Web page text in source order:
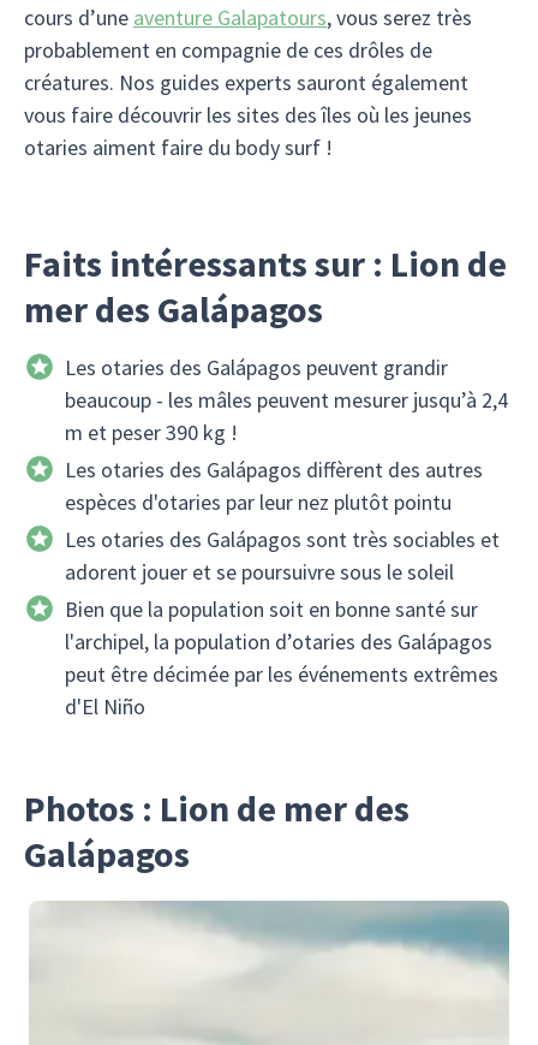
cours d’une aventure Galapatours, vous serez très
probablement en compagnie de ces drôles de
créatures. Nos guides experts sauront également
vous faire découvrir les sites des îles où les jeunes
otaries aiment faire du body surf !
Faits intéressants sur : Lion de
mer des Galápagos
Les otaries des Galápagos peuvent grandir
beaucoup - les mâles peuvent mesurer jusqu’à 2,4
m et peser 390 kg !
Les otaries des Galápagos diffèrent des autres
espèces d'otaries par leur nez plutôt pointu
Les otaries des Galápagos sont très sociables et
adorent jouer et se poursuivre sous le soleil
Bien que la population soit en bonne santé sur
l'archipel, la population d’otaries des Galápagos
peut être décimée par les événements extrêmes
d'El Niño
Photos : Lion de mer des
Galápagos